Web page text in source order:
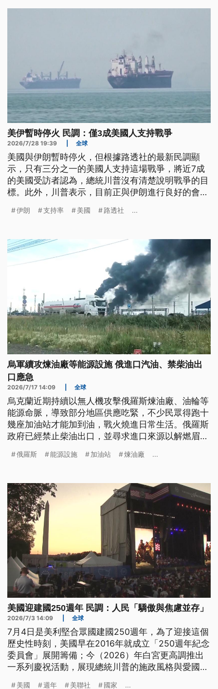
美伊暫時停火 民調：僅3成美國人支持戰爭
2026/7/28 19:39 全球
美國與伊朗暫時停火，但根據路透社的最新民調顯
示，只有三分之一的美國人支持這場戰爭，將近7成
的美國受訪者認為，總統川普沒有清楚說明戰爭的目
標。此外，川普表示，目前正與伊朗進行良好的會
伊朗 支持率 美國 路透社 ...
烏軍續攻煉油廠等能源設施 俄進口汽油、禁柴油出
口應急
2026/7/17 14:09 全球
烏克蘭近期持續以無人機攻擊俄羅斯煉油廠、油輪等
能源命脈，導致部分地區供應吃緊，不少民眾得跑十
幾座加油站才能加到油，戰火燒進日常生活。俄羅斯
政府已經禁止柴油出口，並尋求進口來源以解燃眉之
成長，經濟衝擊也讓蒲亭的民意支持度出現下滑。
俄羅斯 能源設施 加油站 煉油廠 ...
美國迎建國250週年 民調：人民「驕傲與焦慮並存」
2026/7/3 14:09 全球
7月4日是美利堅合眾國建國250週年，為了迎接這個
歷史性時刻，美國早在2016年就成立「250週年紀念
委員會」展開籌備；今（2026）年白宮更高調推出
一系列慶祝活動，展現總統川普的施政風格與愛國訴
美國 週年 美聯社 國家 ...